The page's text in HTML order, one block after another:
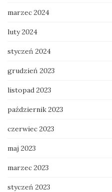
marzec 2024
luty 2024
styczeń 2024
grudzień 2023
listopad 2023
październik 2023
czerwiec 2023
maj 2023
marzec 2023
styczeń 2023